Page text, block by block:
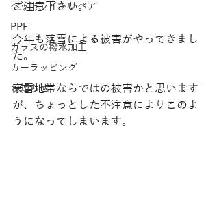
ヘッドライトリペア
PPF
ガラスの撥水加工
カーラッピング
お知らせ
ご注意下さい。
今年も落雪による被害がやってきまし
た。
豪雪地帯ならではの被害かと思います
が、ちょっとした不注意によりこのよ
うになってしまいます。